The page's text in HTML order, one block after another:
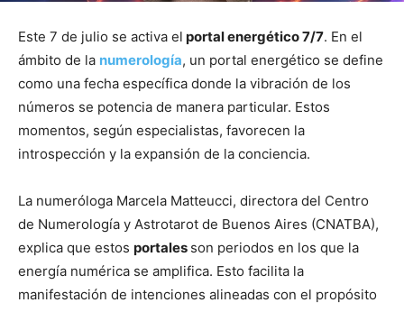
Este 7 de julio se activa el portal energético 7/7. En el
ámbito de la numerología, un portal energético se define
como una fecha específica donde la vibración de los
números se potencia de manera particular. Estos
momentos, según especialistas, favorecen la
introspección y la expansión de la conciencia.
La numeróloga Marcela Matteucci, directora del Centro
de Numerología y Astrotarot de Buenos Aires (CNATBA),
explica que estos portales son periodos en los que la
energía numérica se amplifica. Esto facilita la
manifestación de intenciones alineadas con el propósito